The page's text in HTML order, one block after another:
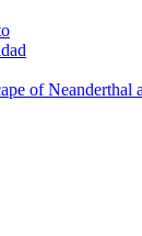
of Neanderthal